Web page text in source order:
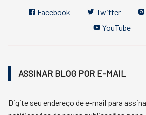
Facebook Twitter
YouTube
ASSINAR BLOG POR E-MAIL
Digite seu endereço de e-mail para